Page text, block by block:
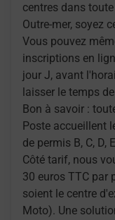
centres dans
Outre-mer, soyez
Vous pouvez
inscriptions en
jour J, avant
laisser le temps
Bon à savoir :
Poste accueillent
de permis B, C, D,
Côté tarif, nous
30 euros TTC par
soient le centre
Moto). Une